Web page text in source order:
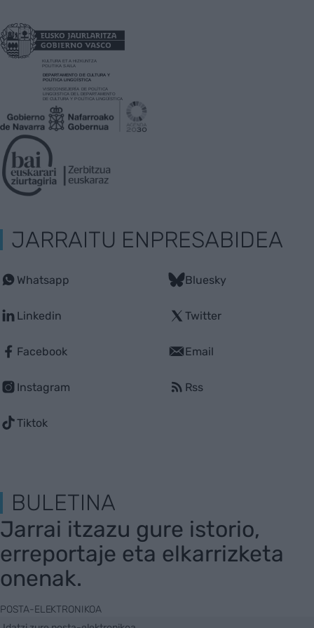
JARRAITU ENPRESABIDEA
Whatsapp
Linkedin
Facebook
Instagram
Tiktok
Bluesky
Twitter
Email
Rss
BULETINA
Jarrai itzazu gure istorio,
erreportaje eta elkarrizketa
onenak.
POSTA-ELEKTRONIKOA